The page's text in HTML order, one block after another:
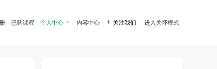
已购课程 个人中心  内容中心  关注我们 进入关怀模式